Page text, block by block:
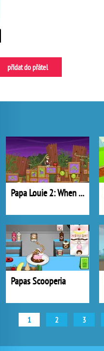
přidat do přátel
Papa Louie 2: When Burgers Attack!
Papas Scooperia
1 2 3